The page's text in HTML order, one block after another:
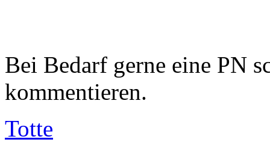
Bei Bedarf gerne eine PN
kommentieren.
Totte